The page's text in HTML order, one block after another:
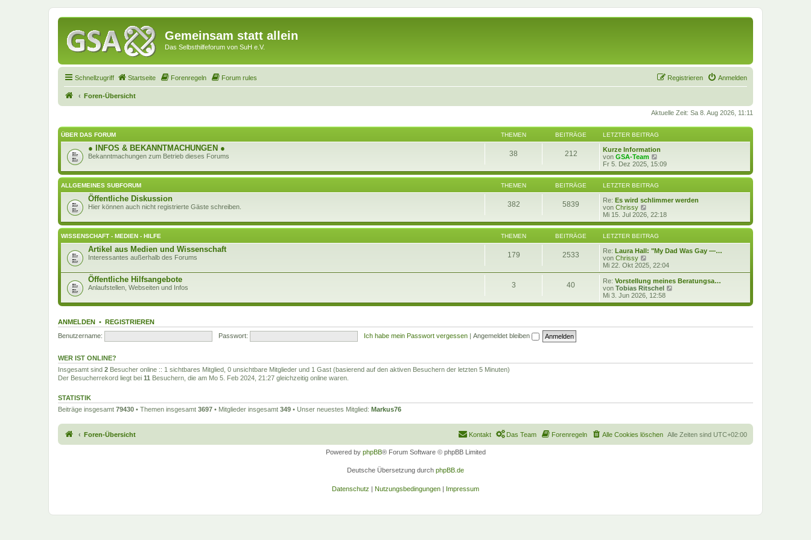
Gemeinsam statt allein
Das Selbsthilfeforum von SuH e.V.
Schnellzugriff Startseite Forenregeln Forum rules Anmelden
Registrieren
Foren-Übersicht
Aktuelle Zeit: Sa 8. Aug 2026, 11:11
ÜBER DAS FORUM THEMEN BEITRÄGE LETZTER BEITRAG
● INFOS & BEKANNTMACHUNGEN ●
Bekanntmachungen zum Betrieb dieses Forums 38 212
Kurze Information
von GSA-Team
e
u
e
s
t
e
B
e
i
t
r
a
Fr 5. Dez 2025, 15:09
ALLGEMEINES SUBFORUM THEMEN BEITRÄGE LETZTER BEITRAG
Öffentliche Diskussion
Hier können auch nicht registrierte Gäste schreiben. 382 5839 Re: Es wird schlimmer werden
von Chrissy
e
u
e
s
t
e
B
e
i
t
g
Mi 15. Jul 2026, 22:18
WISSENSCHAFT - MEDIEN - HILFE THEMEN BEITRÄGE LETZTER BEITRAG
Artikel aus Medien und Wissenschaft
Interessantes außerhalb des Forums 179 2533 Re: Laura Hall: "My Dad Was Gay —…
von Chrissy
e
u
e
s
r
i
Mi 22. Okt 2025, 22:04
Öffentliche Hilfsangebote
Anlaufstellen, Webseiten und Infos 3 40 Re: Vorstellung meines Beratungsa…
von Tobias Ritschel
u
Mi 3. Jun 2026, 12:58
ANMELDEN • REGISTRIEREN
Benutzername:
Passwort: Ich habe mein Passwort vergessen | Angemeldet bleiben
WER IST ONLINE?
Insgesamt sind 2 Besucher online :: 1 sichtbares Mitglied, 0 unsichtbare Mitglieder und 1 Gast (basierend auf den aktiven Besuchern der letzten 5 Minuten)
Der Besucherrekord liegt bei 11 Besuchern, die am Mo 5. Feb 2024, 21:27 gleichzeitig online waren.
STATISTIK
Beiträge insgesamt 79430 • Themen insgesamt 3697 • Mitglieder insgesamt 349 • Unser neuestes Mitglied: Markus76
Foren-Übersicht Alle Zeiten sind UTC+02:00
Alle Cookies löschen
Forenregeln
Das Team
Kontakt
Powered by phpBB® Forum Software © phpBB Limited
Deutsche Übersetzung durch phpBB.de
Datenschutz | Nutzungsbedingungen | Impressum